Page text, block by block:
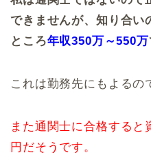
できませんが、知り合い
ところ年収350万～550万
これは勤務先にもよるの
また通関士に合格すると
円だそうです。